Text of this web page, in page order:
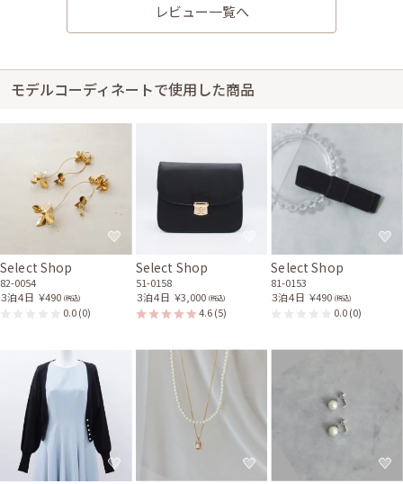
身長160cm【普段のサイズM】(バスト：C70)
サイズ感はぴったりで、丈感はひざ下でした。レースと色味がとても可愛か
ったです。大人っぽい感じで良かったです。
レビュー一覧へ
モデルコーディネートで使用した商品
Select Shop
82-0054
３泊４日 ￥490 (税込)
0.0(0)
Select Shop
51-0158
３泊４日 ￥3,000 (税込)
4.6(5)
Select Shop
81-0153
３泊４日 ￥490 (税込)
0.0(0)